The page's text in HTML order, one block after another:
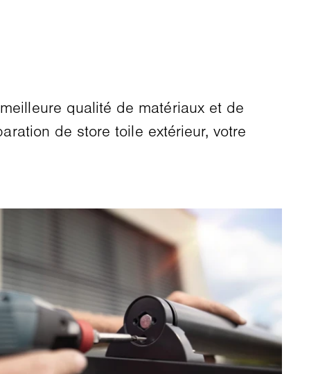
qualité de matériaux et de
de store toile extérieur, votre